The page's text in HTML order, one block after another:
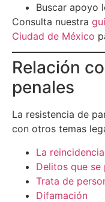
Buscar apoyo
Consulta nuestra
Ciudad de México
Relación
penales
La resistencia de
con otros temas
La
Delitos que
Trata de
Difamación